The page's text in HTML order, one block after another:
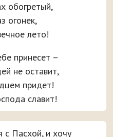
обогретый,
огонек,
лето!
принесет –
не оставит,
придет!
славит!
с Пасхой, и хочу